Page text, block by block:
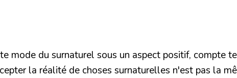
mode du surnaturel sous un aspect positif, compte
la réalité de choses surnaturelles n'est pas la